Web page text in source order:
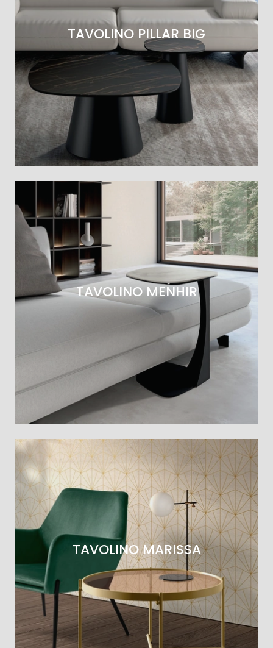
TAVOLINO PILLAR BIG
TAVOLINO MENHIR
TAVOLINO MARISSA